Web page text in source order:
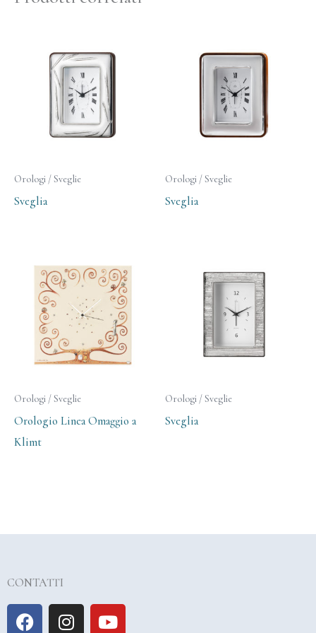
Orologi / Sveglie
Sveglia
Orologi / Sveglie
Sveglia
Orologi / Sveglie
Orologio Linea Omaggio a
Klimt
Orologi / Sveglie
Sveglia
CONTATTI
F
I
Y